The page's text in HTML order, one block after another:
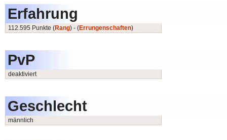
Erfahrung
112.595 Punkte (Rang) - (Errungenschaften)
PvP
deaktiviert
Geschlecht
männlich